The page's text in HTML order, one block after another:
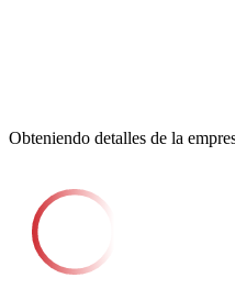
Obteniendo detalles de la